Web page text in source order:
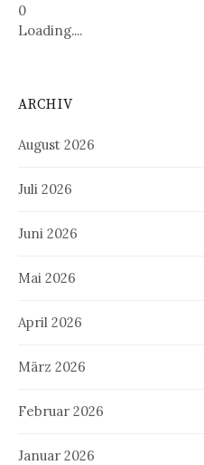
0
Loading....
ARCHIV
August 2026
Juli 2026
Juni 2026
Mai 2026
April 2026
März 2026
Februar 2026
Januar 2026